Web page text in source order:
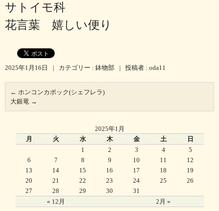
サトイモ科
花言葉 嬉しい便り
2025年1月16日 | カテゴリー : 鉢物部 | 投稿者 : oda11
← ホンコンカポック(シェフレラ)
大銀竜 →
2025年1月
月
火 水 木 金 土 日
« 12月 2月 »
1 2 3 4
5
6
7 8 9 10 11
12
13
14 15 16 17 18
19
20
21 22 23 24 25
26
27
28 29 30 31